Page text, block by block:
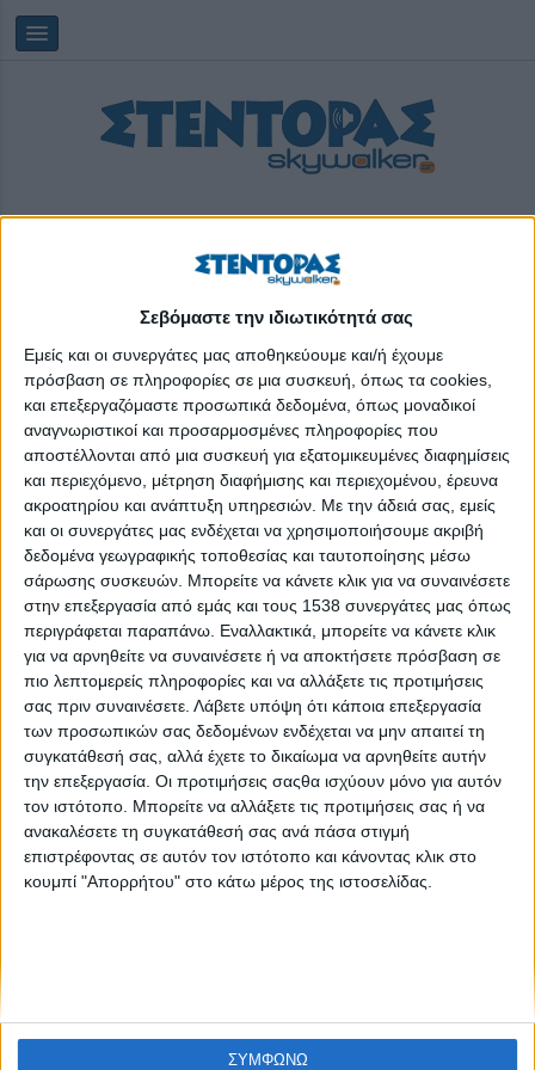
Σεβόμαστε την ιδιωτικότητά σας
Εμείς και οι συνεργάτες μας αποθηκεύουμε και/ή έχουμε
πρόσβαση σε πληροφορίες σε μια συσκευή, όπως τα cookies,
και επεξεργαζόμαστε προσωπικά δεδομένα, όπως μοναδικοί
αναγνωριστικοί και προσαρμοσμένες πληροφορίες που
αποστέλλονται από μια συσκευή για εξατομικευμένες διαφημίσεις
και περιεχόμενο, μέτρηση διαφήμισης και περιεχομένου, έρευνα
ακροατηρίου και ανάπτυξη υπηρεσιών. Με την άδειά σας, εμείς
και οι συνεργάτες μας ενδέχεται να χρησιμοποιήσουμε ακριβή
δεδομένα γεωγραφικής τοποθεσίας και ταυτοποίησης μέσω
σάρωσης συσκευών. Μπορείτε να κάνετε κλικ για να συναινέσετε
στην επεξεργασία από εμάς και τους 1538 συνεργάτες μας όπως
περιγράφεται παραπάνω. Εναλλακτικά, μπορείτε να κάνετε κλικ
για να αρνηθείτε να συναινέσετε ή να αποκτήσετε πρόσβαση σε
πιο λεπτομερείς πληροφορίες και να αλλάξετε τις προτιμήσεις
σας πριν συναινέσετε. Λάβετε υπόψη ότι κάποια επεξεργασία
των προσωπικών σας δεδομένων ενδέχεται να μην απαιτεί τη
συγκατάθεσή σας, αλλά έχετε το δικαίωμα να αρνηθείτε αυτήν
την επεξεργασία. Οι προτιμήσεις σαςθα ισχύουν μόνο για αυτόν
τον ιστότοπο. Μπορείτε να αλλάξετε τις προτιμήσεις σας ή να
ανακαλέσετε τη συγκατάθεσή σας ανά πάσα στιγμή
επιστρέφοντας σε αυτόν τον ιστότοπο και κάνοντας κλικ στο
κουμπί "Απορρήτου" στο κάτω μέρος της ιστοσελίδας.
ΣΥΜΦΩΝΩ
Πέμπτη, 06/08/2026 21:45:03
Ωοτοκία
H αποτελεσματική προστασία της Caretta caretta περνάει
μέσα από τις παραλίες ωοτοκίας
None feed
CONNECT
NEWSLETTER